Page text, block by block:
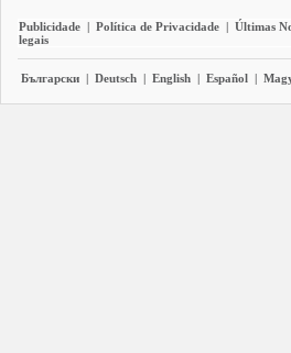
Publicidade | Política de Privacidade | Últimas
legais
Български | Deutsch | English | Español |